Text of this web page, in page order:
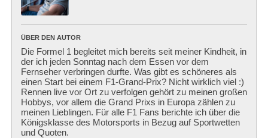
ÜBER DEN AUTOR
Die Formel 1 begleitet mich bereits seit meiner Kindheit, in
der ich jeden Sonntag nach dem Essen vor dem
Fernseher verbringen durfte. Was gibt es schöneres als
einen Start bei einem F1-Grand-Prix? Nicht wirklich viel :)
Rennen live vor Ort zu verfolgen gehört zu meinen großen
Hobbys, vor allem die Grand Prixs in Europa zählen zu
meinen Lieblingen. Für alle F1 Fans berichte ich über die
Königsklasse des Motorsports in Bezug auf Sportwetten
und Quoten.